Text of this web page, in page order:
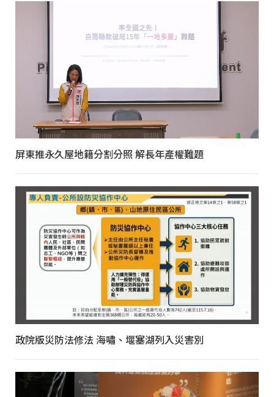
屏東推永久屋地籍分割分照 解長年產權難題
政院版災防法修法 海嘯、堰塞湖列入災害別